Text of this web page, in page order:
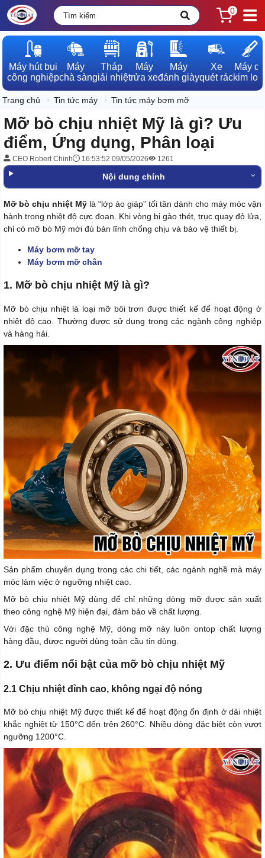
0
Máy hút bụi
công nghiệp
Máy
chà sàn
Tháp
giải nhiệt
Máy
rửa xe
Máy
đánh giày
Xe
quét rác
Máy dò
kim loại
Trang chủ Tin tức máy Tin tức máy bơm mỡ
Mỡ bò chịu nhiệt Mỹ là gì? Ưu
điểm, Ứng dụng, Phân loại
CEO Robert Chinh 16:53:52 09/05/2026 1261
Nội dung chính
Mỡ bò chịu nhiệt Mỹ là “lớp áo giáp” tối tân dành cho máy móc vận
hành trong nhiệt độ cực đoan. Khi vòng bi gào thét, trục quay đỏ lửa,
chỉ có mỡ bò Mỹ mới đủ bản lĩnh chống chịu và bảo vệ thiết bị.
Máy bơm mỡ tay
Máy bơm mỡ chân
1. Mỡ bò chịu nhiệt Mỹ là gì?
Mỡ bò chịu nhiệt là loại mỡ bôi trơn được thiết kế để hoạt động ở
nhiệt độ cao. Thường được sử dụng trong các ngành công nghiệp
và hàng hải.
Sản phẩm chuyên dụng trong các chi tiết, các ngành nghề mà máy
móc làm việc ở ngưỡng nhiệt cao.
Mỡ bò chịu nhiệt Mỹ dùng để chỉ những dòng mỡ được sản xuất
theo công nghệ Mỹ hiện đại, đảm bảo về chất lượng.
Với đặc thù công nghệ Mỹ, dòng mỡ này luôn ontop chất lượng
hàng đầu, được người dùng toàn cầu tin dùng.
2. Ưu điểm nổi bật của mỡ bò chịu nhiệt Mỹ
2.1 Chịu nhiệt đỉnh cao, không ngại độ nóng
Mỡ bò chịu nhiệt Mỹ được thiết kế để hoạt động ổn định ở dải nhiệt
khắc nghiệt từ 150°C đến trên 260°C. Nhiều dòng đặc biệt còn vượt
ngưỡng 1200°C.